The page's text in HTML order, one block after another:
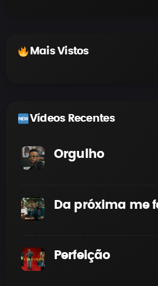
Mais Vistos
Vídeos Recentes
Orgulho
Da próxima me
Perfeição